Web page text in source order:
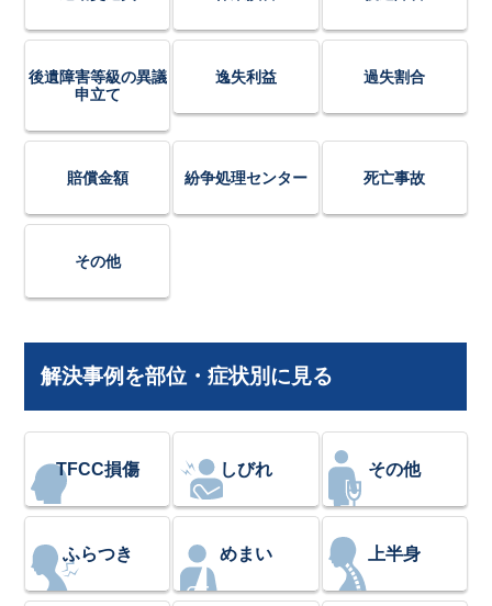
後遺障害等級の異議
申立て
逸失利益 過失割合
賠償金額 紛争処理センター 死亡事故
その他
解決事例を部位・症状別に見る
TFCC損傷 しびれ その他
ふらつき めまい 上半身